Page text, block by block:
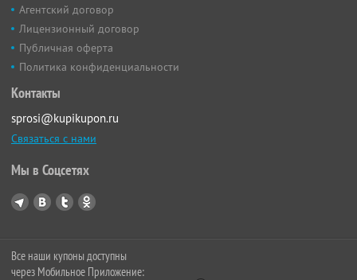
Агентский договор
Лицензионный договор
Публичная оферта
Политика конфиденциальности
Контакты
sprosi@kupikupon.ru
Связаться с нами
Мы в Соцсетях
Все наши купоны доступны
через Мобильное Приложение: